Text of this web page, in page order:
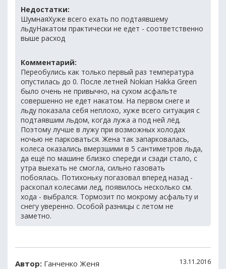
Недостатки:
ШумнаяХуже всего ехать по подтаявшему
льдуНакатом практически не едет - соответственно
выше расход
Комментарий:
Переобулись как только первый раз температура
опустилась до 0. После летней Nokian Hakka Green
было очень не привычно, на сухом асфальте
совершенно не едет накатом. На первом снеге и
льду показала себя неплохо, хуже всего ситуация с
подтаявшим льдом, когда лужа а под ней лёд.
Поэтому лучше в лужу при возможных холодах
ночью не парковаться. Жена так запарковалась,
колеса оказались вмерзшими в 5 сантиметров льда,
да ещё по машине близко спереди и сзади стало, с
утра выехать не смогла, сильно газовать
побоялась. Потихоньку погазовал вперед назад -
раскопал колесами лед, появилось несколько см.
хода - выбрался. Тормозит по мокрому асфальту и
снегу уверенно. Особой разницы с летом не
заметно.
Автор: Ганченко Женя 13.11.2016